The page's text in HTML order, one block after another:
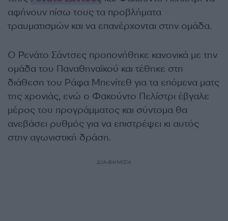
αφήνουν πίσω τους τα προβλήματα
τραυματισμών και να επανέρχονται στην ομάδα.
Ο Ρενάτο Σάντσες προπονήθηκε κανονικά με την
ομάδα του Παναθηναϊκού και τέθηκε στη
διάθεση του Ράφα Μπενίτεθ για τα επόμενα ματς
της χρονιάς, ενώ ο Φακούντο Πελίστρι έβγαλε
μέρος του προγράμματος και σύντομα θα
ανεβάσει ρυθμός για να επιστρέψει κι αυτός
στην αγωνιστική δράση.
ΔΙΑΦΗΜΙΣΗ